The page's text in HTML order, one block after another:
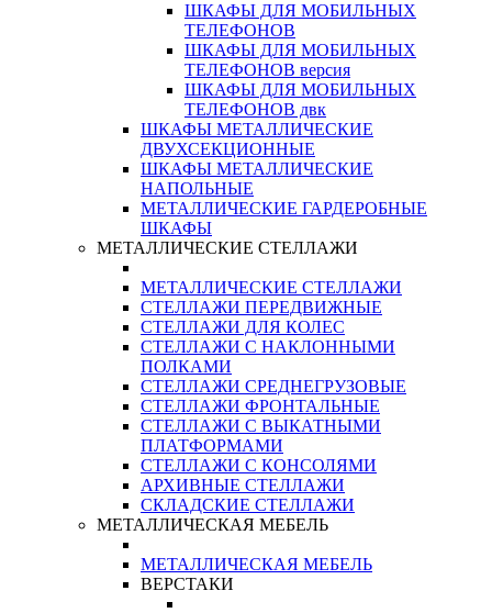
ШКАФЫ ДЛЯ МОБИЛЬНЫХ
ТЕЛЕФОНОВ
ШКАФЫ ДЛЯ МОБИЛЬНЫХ
ТЕЛЕФОНОВ версия
ШКАФЫ ДЛЯ МОБИЛЬНЫХ
ТЕЛЕФОНОВ двк
ШКАФЫ МЕТАЛЛИЧЕСКИЕ
ДВУХСЕКЦИОННЫЕ
ШКАФЫ МЕТАЛЛИЧЕСКИЕ
НАПОЛЬНЫЕ
МЕТАЛЛИЧЕСКИЕ ГАРДЕРОБНЫЕ
ШКАФЫ
МЕТАЛЛИЧЕСКИЕ СТЕЛЛАЖИ
МЕТАЛЛИЧЕСКИЕ СТЕЛЛАЖИ
СТЕЛЛАЖИ ПЕРЕДВИЖНЫЕ
СТЕЛЛАЖИ ДЛЯ КОЛЕС
СТЕЛЛАЖИ С НАКЛОННЫМИ
ПОЛКАМИ
СТЕЛЛАЖИ СРЕДНЕГРУЗОВЫЕ
СТЕЛЛАЖИ ФРОНТАЛЬНЫЕ
СТЕЛЛАЖИ С ВЫКАТНЫМИ
ПЛАТФОРМАМИ
СТЕЛЛАЖИ С КОНСОЛЯМИ
АРХИВНЫЕ СТЕЛЛАЖИ
СКЛАДСКИЕ СТЕЛЛАЖИ
МЕТАЛЛИЧЕСКАЯ МЕБЕЛЬ
МЕТАЛЛИЧЕСКАЯ МЕБЕЛЬ
ВЕРСТАКИ